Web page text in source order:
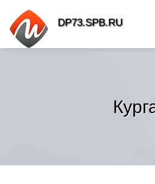
DP73.SPB.RU